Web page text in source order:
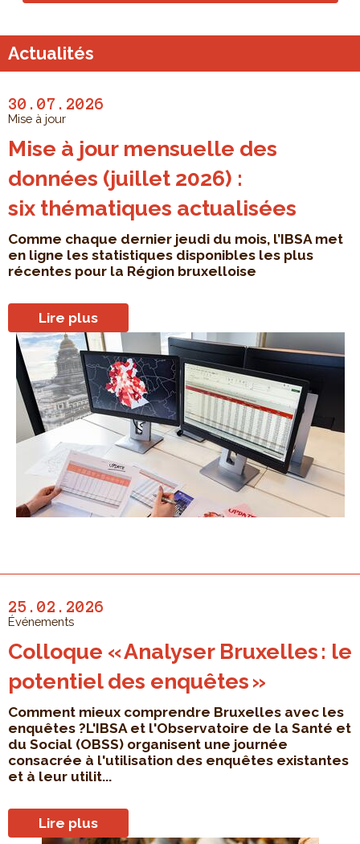
Actualités
30.07.2026
Mise à jour
Mise à jour mensuelle des
données (juillet 2026) :
six thématiques actualisées
Comme chaque dernier jeudi du mois, l’IBSA met
en ligne les statistiques disponibles les plus
récentes pour la Région bruxelloise
Lire plus
25.02.2026
Événements
Colloque « Analyser Bruxelles : le
potentiel des enquêtes »
Comment mieux comprendre Bruxelles avec les
enquêtes ?L'IBSA et l'Observatoire de la Santé et
du Social (OBSS) organisent une journée
consacrée à l'utilisation des enquêtes existantes
et à leur utilit...
Lire plus